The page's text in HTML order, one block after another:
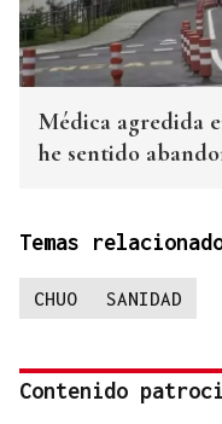
Médica agredida
he sentido
Temas
CHUO SANIDAD
Contenido